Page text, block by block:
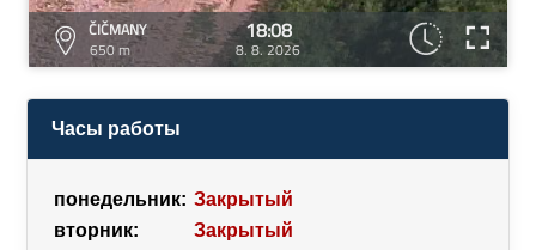
ČIČMANY
650 m
18:08
8. 8. 2026
Часы работы
понедельник: Закрытый
вторник:
Закрытый